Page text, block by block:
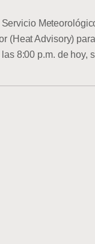
(Heat Advisory)
8:00 p.m. de hoy,